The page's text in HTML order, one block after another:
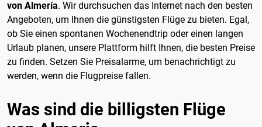
von Almería. Wir durchsuchen das Internet nach den besten
Angeboten, um Ihnen die günstigsten Flüge zu bieten. Egal,
ob Sie einen spontanen Wochenendtrip oder einen langen
Urlaub planen, unsere Plattform hilft Ihnen, die besten Preise
zu finden. Setzen Sie Preisalarme, um benachrichtigt zu
werden, wenn die Flugpreise fallen.
Was sind die billigsten Flüge